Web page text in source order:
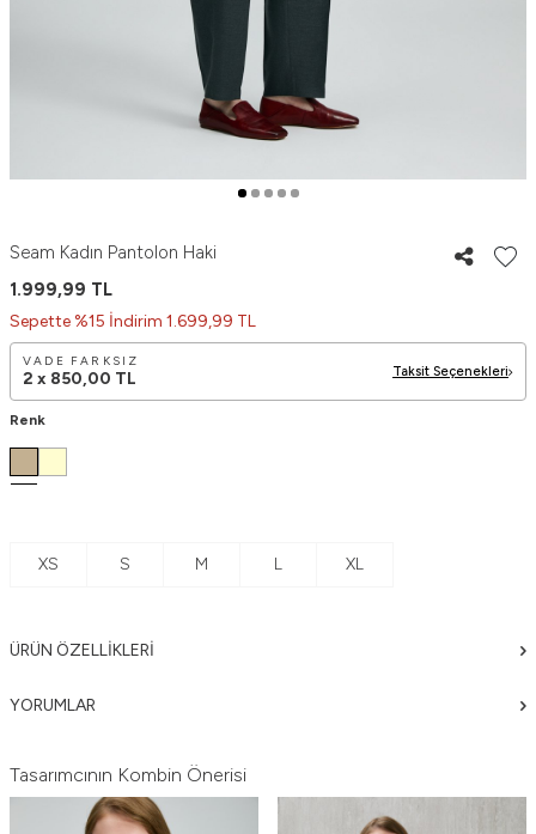
Seam Kadın Pantolon Haki
1.999,99 TL
Sepette %15 İndirim 1.699,99 TL
VADE FARKSIZ
2 x 850,00 TL Taksit Seçenekleri
Renk
XS S M L XL
ÜRÜN ÖZELLIKLERI
YORUMLAR
Tasarımcının Kombin Önerisi